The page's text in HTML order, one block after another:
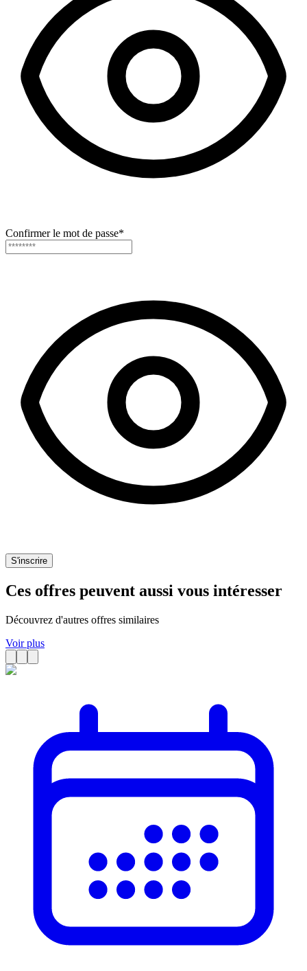
Confirmer le mot de passe*
S'inscrire
Ces offres peuvent aussi vous intéresser
Découvrez d'autres offres similaires
Voir plus